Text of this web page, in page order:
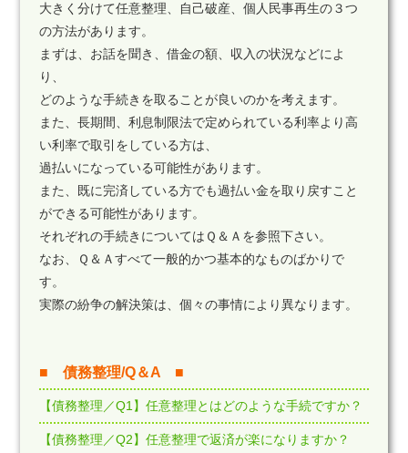
大きく分けて任意整理、自己破産、個人民事再生の３つ
の方法があります。
まずは、お話を聞き、借金の額、収入の状況などによ
り、
どのような手続きを取ることが良いのかを考えます。
また、長期間、利息制限法で定められている利率より高
い利率で取引をしている方は、
過払いになっている可能性があります。
また、既に完済している方でも過払い金を取り戻すこと
ができる可能性があります。
それぞれの手続きについてはＱ＆Ａを参照下さい。
なお、Ｑ＆Ａすべて一般的かつ基本的なものばかりで
す。
実際の紛争の解決策は、個々の事情により異なります。
■ 債務整理/Q＆A ■
【債務整理／Q1】任意整理とはどのような手続ですか？
【債務整理／Q2】任意整理で返済が楽になりますか？